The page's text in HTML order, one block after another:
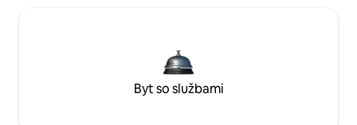
Byt so službami